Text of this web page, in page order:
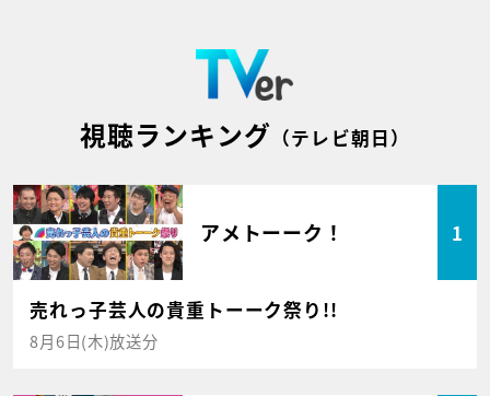
視聴ランキング （テレビ朝日）
アメトーーク！ 1
売れっ子芸人の貴重トーーク祭り!!
8月6日(木)放送分